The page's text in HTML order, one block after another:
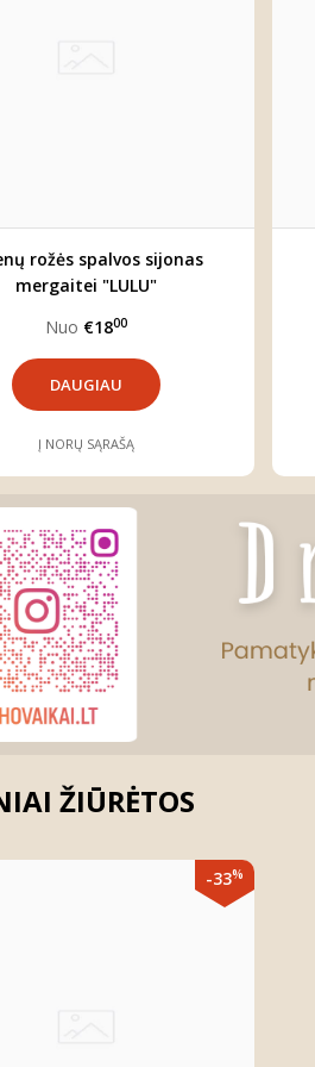
rožės spalvos sijonas
mergaitei "LULU"
Nuo €1800
DAUGIAU
Į NORŲ SĄRAŠĄ
ŽIŪRĖTOS
-33%